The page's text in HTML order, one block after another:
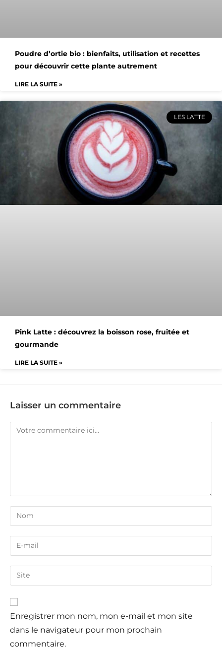
Poudre d’ortie bio : bienfaits, utilisation et recettes
pour découvrir cette plante autrement
LIRE LA SUITE »
LES LATTE
Pink Latte : découvrez la boisson rose, fruitée et
gourmande
LIRE LA SUITE »
Laisser un commentaire
Enregistrer mon nom, mon e-mail et mon site
dans le navigateur pour mon prochain
commentaire.